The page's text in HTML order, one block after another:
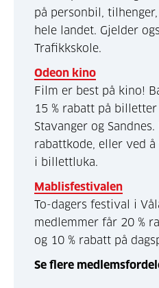
på personbil,
hele landet. Gjelder
Trafikkskole.
Odeon kino
Film er best på kino!
15 % rabatt på
Stavanger og Sandnes.
rabattkode, eller ved
i billettluka.
Mablisfestivalen
To-dagers festival i
medlemmer får 20 %
og 10 % rabatt på
Se flere